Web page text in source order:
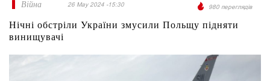
Війна 26 May 2024 -15:30 980 переглядів
Нічні обстріли України змусили Польщу підняти
винищувачі